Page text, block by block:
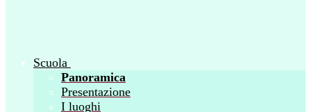
Scuola
Panoramica
Presentazione
I luoghi